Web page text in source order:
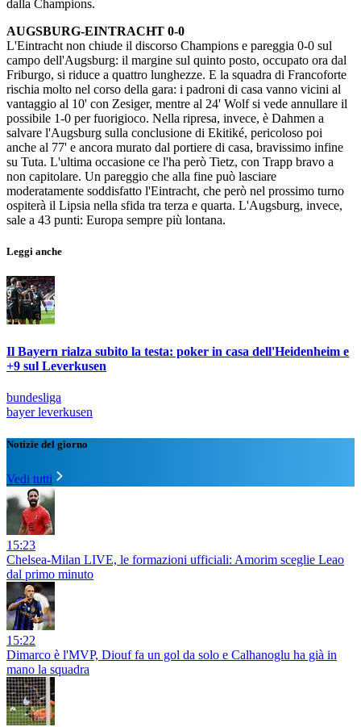
dalla Champions.
AUGSBURG-EINTRACHT 0-0
L'Eintracht non chiude il discorso Champions e pareggia 0-0 sul
campo dell'Augsburg: il margine sul quinto posto, occupato ora dal
Friburgo, si riduce a quattro lunghezze. E la squadra di Francoforte
rischia molto nel corso della gara: i padroni di casa vanno vicini al
vantaggio al 10' con Zesiger, mentre al 24' Wolf si vede annullare il
possibile 1-0 per fuorigioco. Nella ripresa, invece, è Dahmen a
salvare l'Augsburg sulla conclusione di Ekitiké, pericoloso poi
anche al 77' e ancora murato dal portiere di casa, bravissimo infine
su Tuta. L'ultima occasione ce l'ha però Tietz, con Trapp bravo a
non capitolare. Un pareggio che alla fine può lasciare
moderatamente soddisfatto l'Eintracht, che però nel prossimo turno
ospiterà il Lipsia nella sfida tra terza e quarta. L'Augsburg, invece,
sale a 43 punti: Europa sempre più lontana.
Leggi anche
Il Bayern rialza subito la testa: poker in casa dell'Heidenheim e
+9 sul Leverkusen
bundesliga
bayer leverkusen
Notizie del giorno
Vedi tutti
15:23
Chelsea-Milan LIVE, le formazioni ufficiali: Amorim sceglie Leao
dal primo minuto
15:22
Dimarco è l'MVP, Diouf fa un gol da solo e Calhanoglu ha già in
mano la squadra